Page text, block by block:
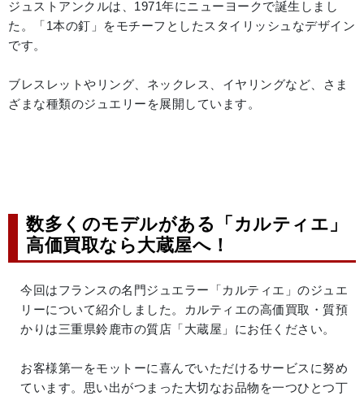
ジュストアンクルは、1971年にニューヨークで誕生しまし
た。「1本の釘」をモチーフとしたスタイリッシュなデザイン
です。
ブレスレットやリング、ネックレス、イヤリングなど、さま
ざまな種類のジュエリーを展開しています。
数多くのモデルがある「カルティエ」
高価買取なら大蔵屋へ！
今回はフランスの名門ジュエラー「カルティエ」のジュエ
リーについて紹介しました。カルティエの高価買取・質預
かりは三重県鈴鹿市の質店「大蔵屋」にお任ください。
お客様第一をモットーに喜んでいただけるサービスに努め
ています。思い出がつまった大切なお品物を一つひとつ丁